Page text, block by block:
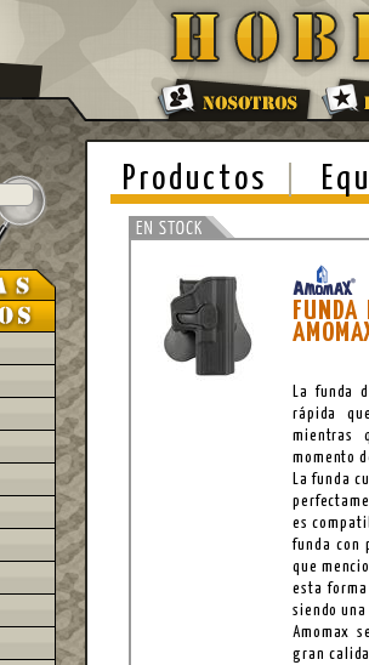
Productos
La funda
rápida
mientras
momento
La funda
es
funda con
que
esta
siendo
Amomax
gran